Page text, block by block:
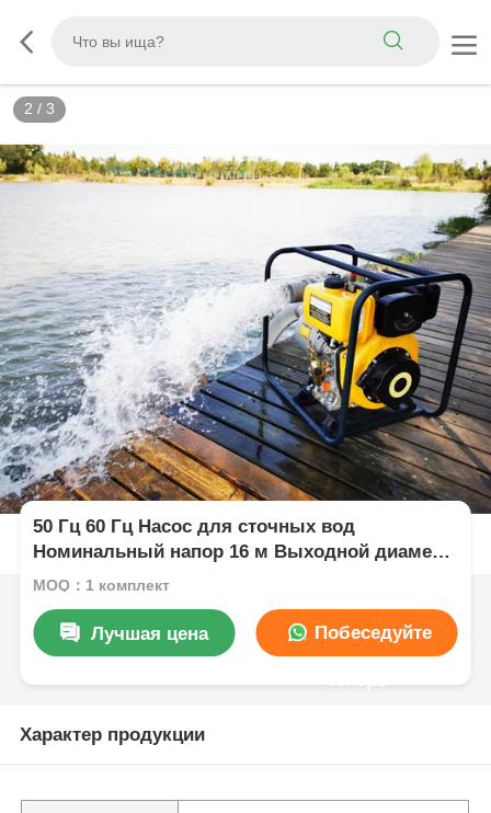
3 / 3
50 Гц 60 Гц Насос для сточных вод
Номинальный напор 16 м Выходной диаметр
100 мм Промышленный насос для сточных
MOQ：1 комплект
Лучшая цена Побеседуйте
Характер продукции